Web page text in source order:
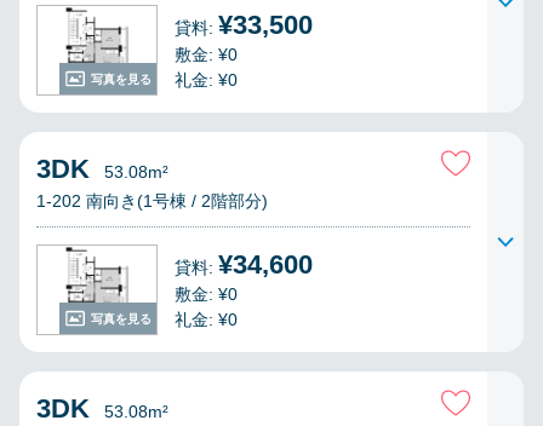
写真を見る
貸料: ¥33,500
敷金: ¥0
礼金: ¥0
写真を見る
3DK
53.08m²
1-202 南向き(1号棟 / 2階部分)
貸料: ¥34,600
敷金: ¥0
礼金: ¥0
3DK
53.08m²